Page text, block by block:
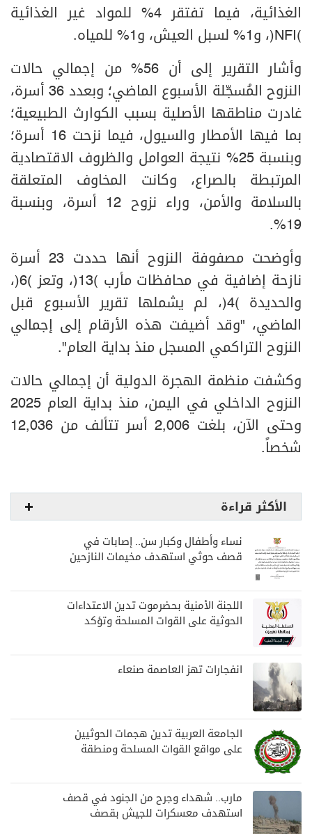
الغذائية، فيما تفتقر 4% للمواد غير الغذائية
(NFI)، و1% لسبل العيش، و1% للمياه.
وأشار التقرير إلى أن 56% من إجمالي حالات
النزوح المُسجّلة الأسبوع الماضي؛ وبعدد 36 أسرة،
غادرت مناطقها الأصلية بسبب الكوارث الطبيعية؛
بما فيها الأمطار والسيول، فيما نزحت 16 أسرة؛
وبنسبة 25% نتيجة العوامل والظروف الاقتصادية
المرتبطة بالصراع، وكانت المخاوف المتعلقة
بالسلامة والأمن، وراء نزوح 12 أسرة، وبنسبة
19%.
وأوضحت مصفوفة النزوح أنها حددت 23 أسرة
نازحة إضافية في محافظات مأرب (13)، وتعز (6)،
والحديدة (4)، لم يشملها تقرير الأسبوع قبل
الماضي، "وقد أضيفت هذه الأرقام إلى إجمالي
النزوح التراكمي المسجل منذ بداية العام".
وكشفت منظمة الهجرة الدولية أن إجمالي حالات
النزوح الداخلي في اليمن، منذ بداية العام 2025
وحتى الآن، بلغت 2,006 أسر تتألف من 12,036
شخصاً.
الأكثر قراءة
نساء وأطفال وكبار سن.. إصابات في
قصف حوثي استهدف مخيمات النازحين
اللجنة الأمنية بحضرموت تدين الاعتداءات
الحوثية على القوات المسلحة وتؤكد
انفجارات تهز العاصمة صنعاء
الجامعة العربية تدين هجمات الحوثيين
على مواقع القوات المسلحة ومنطقة
مارب.. شهداء وجرح من الجنود في قصف
استهدف معسكرات للجيش بقصف